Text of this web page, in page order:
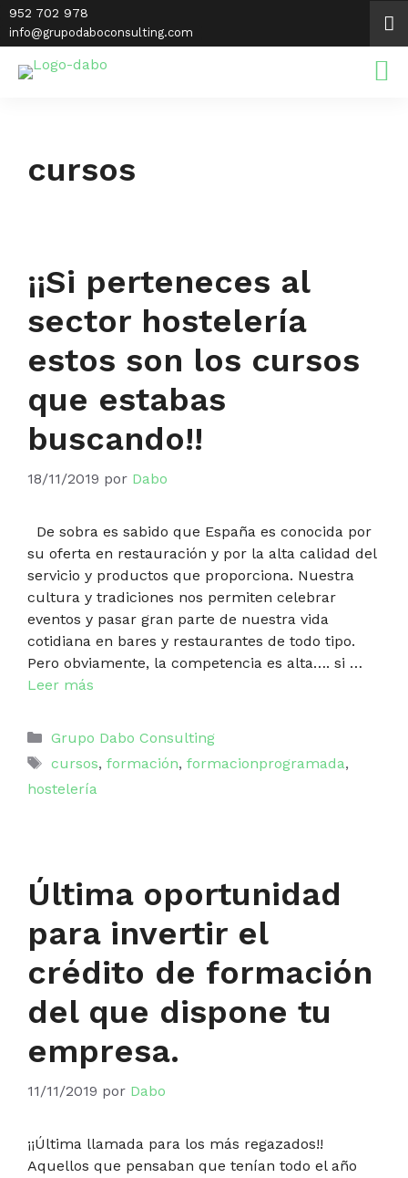
Saltar
al
952 702 978
info@grupodaboconsulting.com
cursos
¡¡Si perteneces al
sector hostelería
estos son los cursos
que estabas
buscando!!
18/11/2019 por Dabo
De sobra es sabido que España es conocida por
su oferta en restauración y por la alta calidad del
servicio y productos que proporciona. Nuestra
cultura y tradiciones nos permiten celebrar
eventos y pasar gran parte de nuestra vida
cotidiana en bares y restaurantes de todo tipo.
Pero obviamente, la competencia es alta…. si …
Leer más
Categorías
Grupo Dabo Consulting
Etiquetas
cursos, formación, formacionprogramada,
hostelería
Última oportunidad
para invertir el
crédito de formación
del que dispone tu
empresa.
11/11/2019 por Dabo
¡¡Última llamada para los más regazados!!
Aquellos que pensaban que tenían todo el año